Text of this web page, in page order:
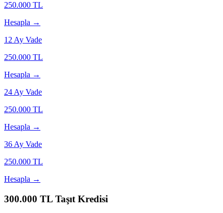
250.000 TL
Hesapla →
12 Ay Vade
250.000 TL
Hesapla →
24 Ay Vade
250.000 TL
Hesapla →
36 Ay Vade
250.000 TL
Hesapla →
300.000 TL Taşıt Kredisi